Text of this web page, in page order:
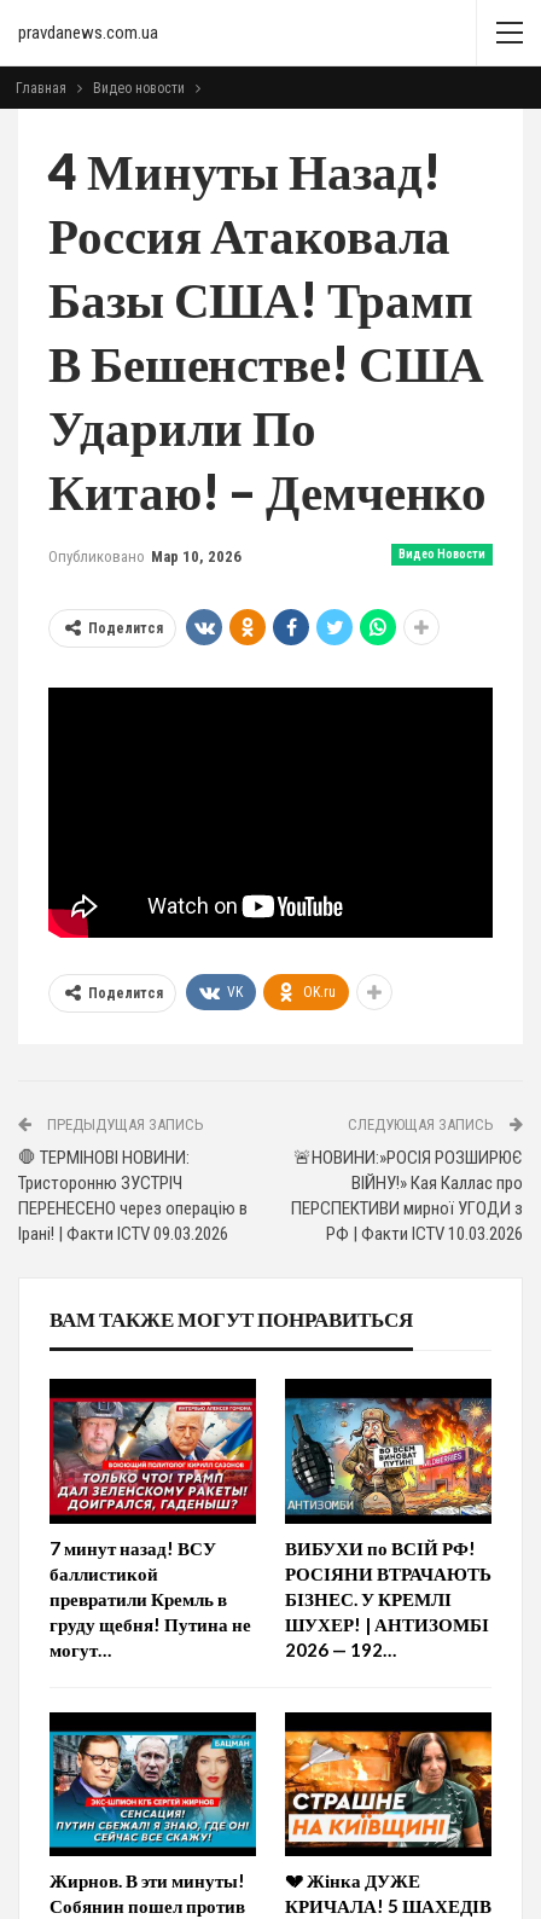
pravdanews.com.ua
Главная Видео новости
4 Минуты Назад!
Россия Атаковала
Базы США! Трамп
В Бешенстве! США
Ударили По
Китаю! – Демченко
Видео Новости
Опубликовано Мар 10, 2026
Поделится
Поделится VK OK.ru
ПРЕДЫДУЩАЯ ЗАПИСЬ
🛑 ТЕРМІНОВІ НОВИНИ:
Тристоронню ЗУСТРІЧ
ПЕРЕНЕСЕНО через операцію в
Ірані! | Факти ICTV 09.03.2026
СЛЕДУЮЩАЯ ЗАПИСЬ
🚨НОВИНИ:»РОСІЯ РОЗШИРЮЄ
ВІЙНУ!» Кая Каллас про
ПЕРСПЕКТИВИ мирної УГОДИ з
РФ | Факти ICTV 10.03.2026
ВАМ ТАКЖЕ МОГУТ ПОНРАВИТЬСЯ
7 минут назад! ВСУ
баллистикой
превратили Кремль в
груду щебня! Путина не
могут…
ВИБУХИ по ВСІЙ РФ!
РОСІЯНИ ВТРАЧАЮТЬ
БІЗНЕС. У КРЕМЛІ
ШУХЕР! | АНТИЗОМБІ
2026 — 192…
Жирнов. В эти минуты!
Собянин пошел против
💔 Жінка ДУЖЕ
КРИЧАЛА! 5 ШАХЕДІВ